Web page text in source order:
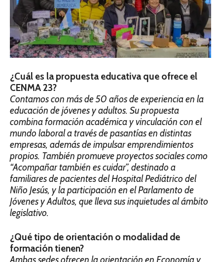
¿Cuál es la propuesta educativa que ofrece el
CENMA 23?
Contamos con más de 50 años de experiencia en la
educación de jóvenes y adultos. Su propuesta
combina formación académica y vinculación con el
mundo laboral a través de pasantías en distintas
empresas, además de impulsar emprendimientos
propios. También promueve proyectos sociales como
“Acompa­ñar también es cuidar”, destinado a
familiares de pacientes del Hospital Pediátrico del
Niño Jesús, y la participación en el Parlamento de
Jóvenes y Adultos, que lleva sus inquietudes al ámbito
legislativo.
¿Qué tipo de orientación o modalidad de
formación tienen?
Ambas sedes ofrecen la orientación en Econo­mía y